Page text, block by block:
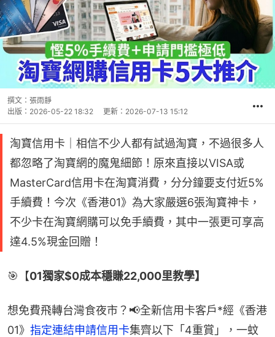
撰文： 張雨靜
出版： 2026-05-22 18:32 更新： 2026-07-13 15:12
淘寶信用卡｜相信不少人都有試過淘寶，不過很多人
都忽略了淘寶網的魔鬼細節！原來直接以VISA或
MasterCard信用卡在淘寶消費，分分鐘要支付近5%
手續費！今次《香港01》為大家嚴選6張淘寶神卡，
不少卡在淘寶網購可以免手續費，其中一張更可享高
達4.5%現金回贈！
🎯【01獨家$0成本穩賺22,000里教學】
想免費飛轉台灣食夜市？📢全新信用卡客戶*經《香港
01》 指定連結申請信用卡集齊以下「4重賞」，一蚊